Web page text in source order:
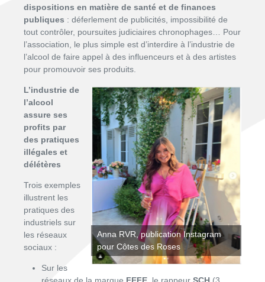
dispositions en matière de santé et de finances
publiques : déferlement de publicités, impossibilité de
tout contrôler, poursuites judiciaires chronophages… Pour
l’association, le plus simple est d’interdire à l’industrie de
l’alcool de faire appel à des influenceurs et à des artistes
pour promouvoir ses produits.
Anna RVR, publication Instagram
pour Côtes des Roses
L’industrie de
l’alcool
assure ses
profits par
des pratiques
illégales et
délétères
Trois exemples
illustrent les
pratiques des
industriels sur
les réseaux
sociaux :
Sur les